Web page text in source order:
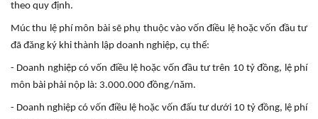
theo quy định.
Múc thu lệ phí môn bài sẽ phụ thuộc vào vốn điều lệ hoặc vốn đầu tư
đã đăng ký khi thành lập doanh nghiệp, cụ thể:
- Doanh nghiệp có vốn điều lệ hoặc vốn đầu tư trên 10 tỷ đồng, lệ phí
môn bài phải nộp là: 3.000.000 đồng/năm.
- Doanh nghiệp có vốn điều lệ hoặc vốn đấu tư dưới 10 tỷ đồng, lệ phí